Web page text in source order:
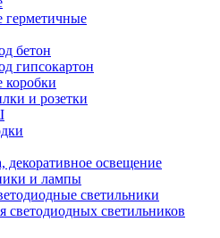
герметичные
бетон
гипсокартон
коробки
и розетки
декоративное освещение
и лампы
светильники
светодиодных светильников